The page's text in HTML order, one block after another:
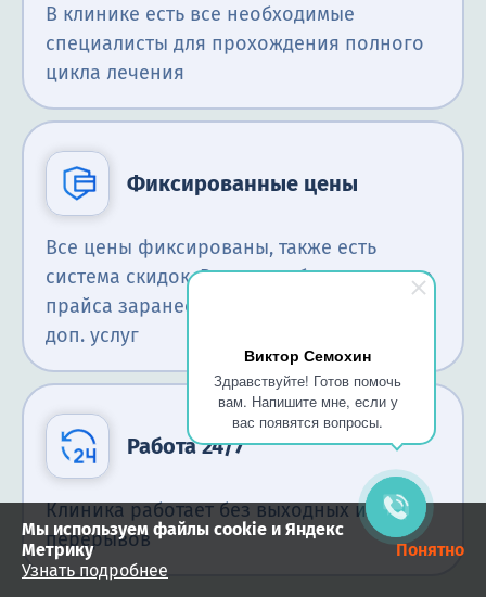
Виктор Семохин
Здравствуйте! Готов помочь
вам. Напишите мне, если у
вас появятся вопросы.
В клинике есть все необходимые
специалисты для прохождения полного
цикла лечения
Фиксированные цены
Все цены фиксированы, также есть
система скидок. Вы всегда будете в курсе
прайса заранее. Никакого навязывания
доп. услуг
Работа 24/7
Клиника работает без выходных и
перерывов
Мы используем файлы cookie и Яндекс
Метрику
Узнать подробнее
Понятно